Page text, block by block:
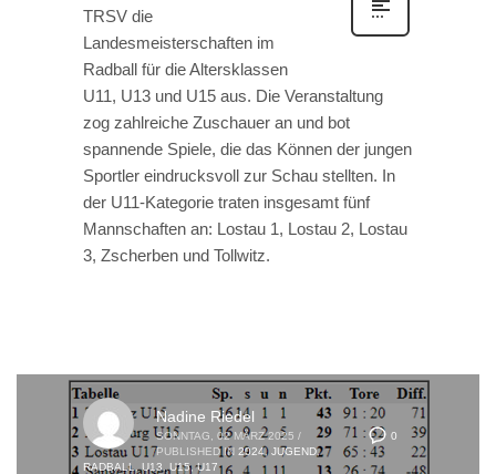
TRSV die
Landesmeisterschaften im
Radball für die Altersklassen
U11, U13 und U15 aus. Die Veranstaltung
zog zahlreiche Zuschauer an und bot
spannende Spiele, die das Können der jungen
Sportler eindrucksvoll zur Schau stellten. In
der U11-Kategorie traten insgesamt fünf
Mannschaften an: Lostau 1, Lostau 2, Lostau
3, Zscherben und Tollwitz.
0
Nadine Riedel
SONNTAG, 02 MÄRZ 2025 /
PUBLISHED IN 2024,JUGEND,
RADBALL ,U13 ,U15,U17